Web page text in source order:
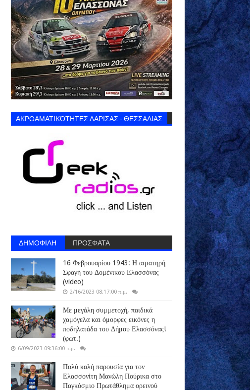
ΑΚΡΟΑΜΑΤΙΚΌΤΗΤΕΣ ΛΑΡΙΣΑΣ - ΘΕΣΣΑΛΙΑΣ
ΔΗΜΟΦΙΛΗ ΠΡΟΣΦΑΤΑ
16 Φεβρουαρίου 1943: Η αιματηρή
Σφαγή του Δομένικου Ελασσόνας
(video)
2/16/2023 08:17:00 π.μ.
Με μεγάλη συμμετοχή, παιδικά
χαμόγελα και όμορφες εικόνες η
ποδηλατάδα του Δήμου Ελασσόνας!
(φωτ.)
6/09/2023 09:36:00 π.μ.
Πολύ καλή παρουσία για τον
Ελασσονίτη Μανώλη Πούρικα στο
Παγκόσμιο Πρωτάθλημα ορεινού